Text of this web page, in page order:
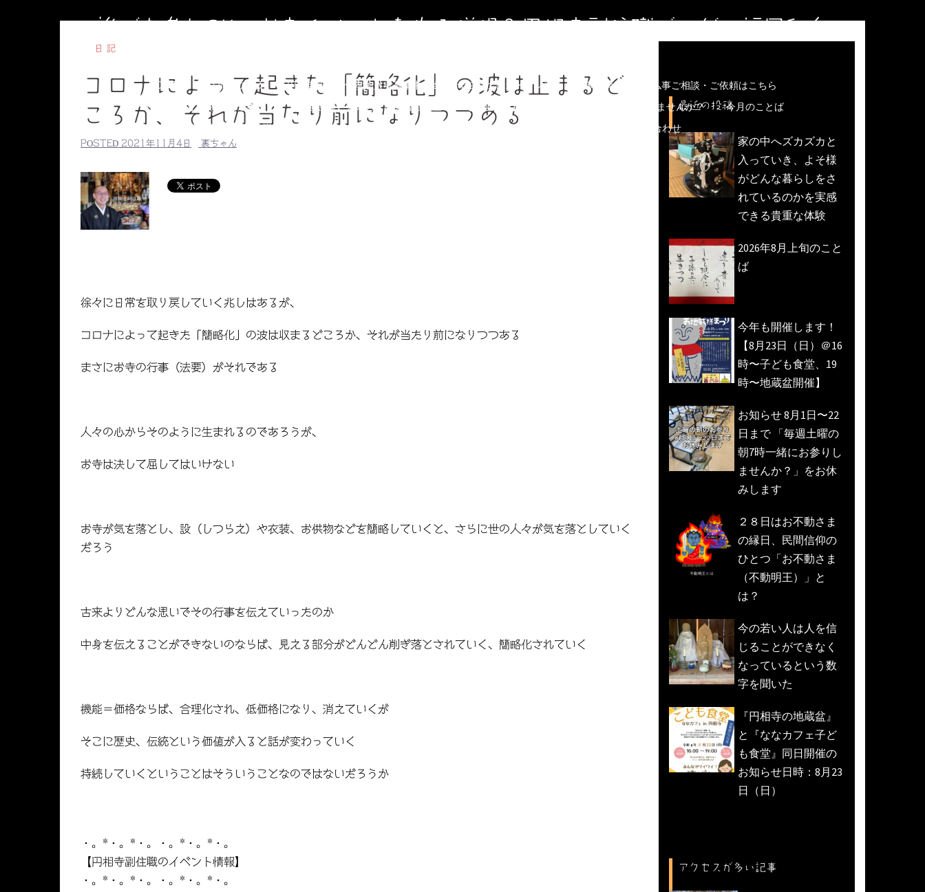
誰でも参加OKのお寺イベントを作る僧侶＆円相寺副住職ブログ＠福岡和白
HOME 副住職のブログ 円相寺第２納骨堂加入者募集中（令和8年９月１日オープン）
法事、葬儀などの仏事ご相談・ご依頼はこちら
【毎週水曜】子ども書道教室
【毎週金曜】大人のための書道教室 【毎週土曜】朝7時一緒にお祈り(木魚活動)しませんか？
今月のことば
副住職のプロフィール＆頼めること
円相寺までのアクセス 副住職 裏辻正之への問い合わせ
日記
コロナによって起きた「簡略化」の波は止まるど
ころか、それが当たり前になりつつある
POSTED 2021年11月4日 裏ちゃん
徐々に日常を取り戻していく兆しはあるが、
コロナによって起きた「簡略化」の波は収まるどころか、それが当たり前になりつつある
まさにお寺の行事（法要）がそれである
人々の心からそのように生まれるのであろうが、
お寺は決して屈してはいけない
お寺が気を落とし、設（しつらえ）や衣装、お供物などを簡略していくと、さらに世の人々が気を落としていく
だろう
古来よりどんな思いでその行事を伝えていったのか
中身を伝えることができないのならば、見える部分がどんどん削ぎ落とされていく、簡略化されていく
機能＝価格ならば、合理化され、低価格になり、消えていくが
そこに歴史、伝統という価値が入ると話が変わっていく
持続していくということはそういうことなのではないだろうか
・。*・。*・。・。*・。*・。
【円相寺副住職のイベント情報】
・。*・。*・。・。*・。*・。
最近の投稿
家の中へズカズカと
入っていき、よそ様
がどんな暮らしをさ
れているのかを実感
できる貴重な体験
2026年8月上旬のこと
ば
今年も開催します！
【8月23日（日）＠16
時〜子ども食堂、19
時〜地蔵盆開催】
お知らせ 8月1日〜22
日まで 「毎週土曜の
朝7時一緒にお参りし
ませんか？」をお休
みします
２８日はお不動さま
の縁日、民間信仰の
ひとつ「お不動さま
（不動明王）」と
は？
今の若い人は人を信
じることができなく
なっているという数
字を聞いた
『円相寺の地蔵盆』
と『ななカフェ子ど
も食堂』同日開催の
お知らせ日時：8月23
日（日）
アクセスが多い記事